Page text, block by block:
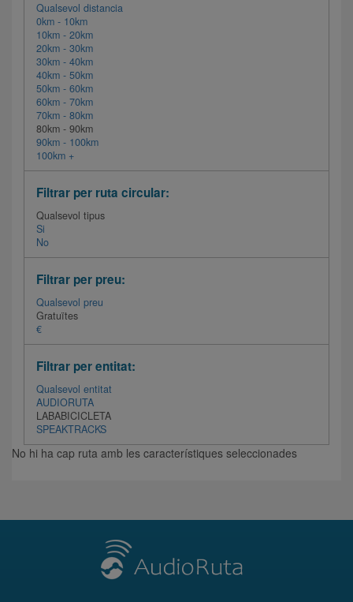
Qualsevol distancia
0km - 10km
10km - 20km
20km - 30km
30km - 40km
40km - 50km
50km - 60km
60km - 70km
70km - 80km
80km - 90km
90km - 100km
100km +
Filtrar per ruta circular:
Qualsevol tipus
Si
No
Filtrar per preu:
Qualsevol preu
Gratuïtes
€
Filtrar per entitat:
Qualsevol entitat
AUDIORUTA
LABABICICLETA
SPEAKTRACKS
No hi ha cap ruta amb les característiques seleccionades